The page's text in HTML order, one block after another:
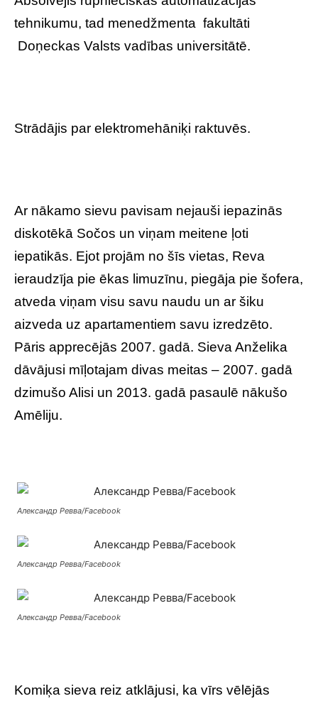
tehnikumu, tad menedžmenta fakultāti
Doņeckas Valsts vadības universitātē.
Strādājis par elektromehāniķi raktuvēs.
Ar nākamo sievu pavisam nejauši iepazinās
diskotēkā Sočos un viņam meitene ļoti
iepatikās. Ejot projām no šīs vietas, Reva
ieraudzīja pie ēkas limuzīnu, piegāja pie šofera,
atveda viņam visu savu naudu un ar šiku
aizveda uz apartamentiem savu izredzēto.
Pāris apprecējās 2007. gadā. Sieva Anželika
dāvājusi mīļotajam divas meitas – 2007. gadā
dzimušo Alisi un 2013. gadā pasaulē nākušo
Amēliju.
Александр Ревва/Facebook
Александр Ревва/Facebook
Александр Ревва/Facebook
Komiķa sieva reiz atklājusi, ka vīrs vēlējās